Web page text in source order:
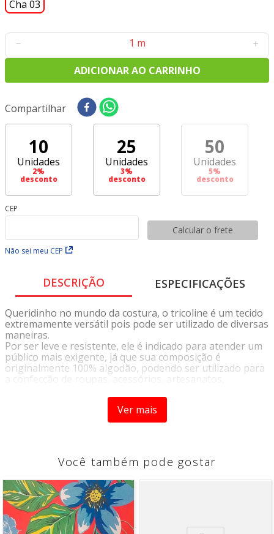
＋
－
ADICIONAR AO CARRINHO
Compartilhar
10
Unidades
2%
desconto
25
Unidades
3%
desconto
50
Unidades
5%
desconto
CEP
Não sei meu CEP
Calcular o frete
DESCRIÇÃO ESPECIFICAÇÕES
Queridinho no mundo da costura, o tricoline é um tecido
extremamente versátil pois pode ser utilizado de diversas
maneiras.
Por ser leve e resistente, ele é indicado para atender um
público mais exigente, já que sua composição é
originalmente 100% algodão, podendo ser utilizado para
a confecção de roupas, acessórios, artesanatos,
Sua variedade de cores e estampas proporciona infinitas
possibilidades de criação de acordo com a sua
INSTRUÇÕES DE LAVAGEM
• Lavagem a temperatura máxima de 40°C
• Não Alvejar
• Permitida secagem em temperatura máxima 70°C
Ver mais
Você também pode gostar
9º
tricoline digital
10º tecidos